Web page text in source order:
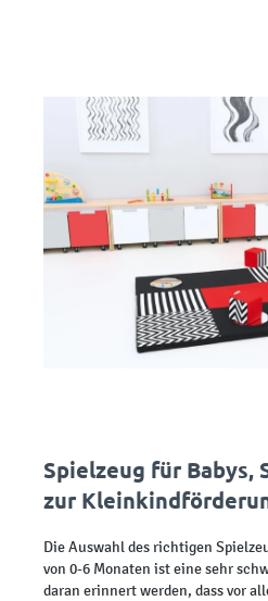
Spielzeug für Babys,
zur
Die Auswahl des richtigen
von 0-6 Monaten ist eine sehr
daran erinnert werden, dass vor